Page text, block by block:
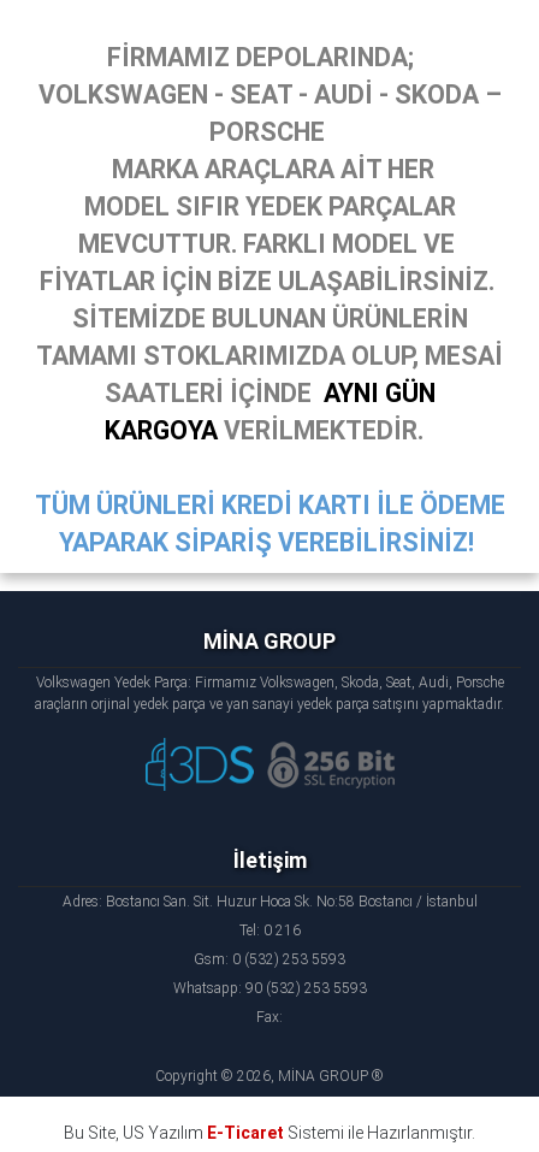
FİRMAMIZ DEPOLARINDA;
VOLKSWAGEN - SEAT - AUDİ - SKODA –
PORSCHE
MARKA ARAÇLARA AİT HER
MODEL SIFIR YEDEK PARÇALAR
MEVCUTTUR. FARKLI MODEL VE
FİYATLAR İÇİN BİZE ULAŞABİLİRSİNİZ.
SİTEMİZDE BULUNAN ÜRÜNLERİN
TAMAMI STOKLARIMIZDA OLUP, MESAİ
SAATLERİ İÇİNDE AYNI GÜN
KARGOYA VERİLMEKTEDİR.
TÜM ÜRÜNLERİ KREDİ KARTI İLE ÖDEME
YAPARAK SİPARİŞ VEREBİLİRSİNİZ!
MİNA GROUP
Volkswagen Yedek Parça: Firmamız Volkswagen, Skoda, Seat, Audi, Porsche
araçların orjinal yedek parça ve yan sanayi yedek parça satışını yapmaktadır.
İletişim
Adres: Bostancı San. Sit. Huzur Hoca Sk. No:58 Bostancı / İstanbul
Tel: 0 216
Gsm: 0 (532) 253 5593
Whatsapp: 90 (532) 253 5593
Fax:
Copyright © 2026, MİNA GROUP ®
Bu Site, US Yazılım E-Ticaret Sistemi ile Hazırlanmıştır.